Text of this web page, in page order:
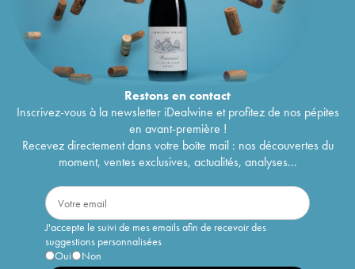
Restons encontact
Inscrivez-vous à la newsletter iDealwine et profitez de nos pépites
en avant-première !
Recevez directement dans votre boîte mail : nos découvertes du
moment, ventes exclusives, actualités, analyses...
J'accepte le suivi de mes emails afin de recevoir des
suggestions personnalisées
Oui
Non